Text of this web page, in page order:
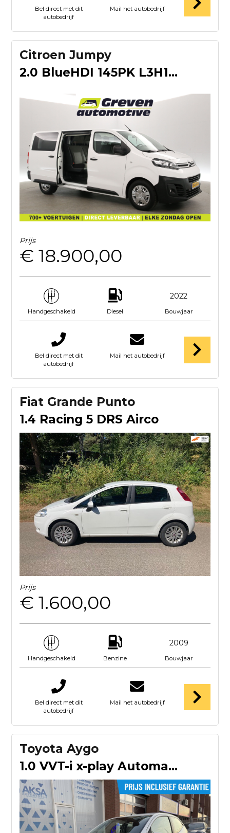
Bel direct met dit
autobedrijf
Mail het autobedrijf
Citroen Jumpy
2.0 BlueHDI 145PK L3H1 | DC | 6 Zits | Airco | Cruise | Carp
Prijs
€ 18.900,00
Handgeschakeld Diesel
2022
Bouwjaar
Bel direct met dit
autobedrijf
Mail het autobedrijf
Fiat Grande Punto
1.4 Racing 5 DRS Airco
Prijs
€ 1.600,00
Handgeschakeld Benzine
2009
Bouwjaar
Bel direct met dit
autobedrijf
Mail het autobedrijf
Toyota Aygo
1.0 VVT-i x-play Automaat Camera CarPlay Gratis garantie